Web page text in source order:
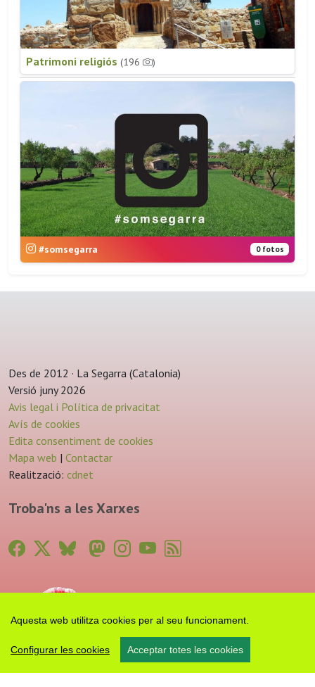
Aquesta web utilitza cookies per al seu funcionament.
Configurar les cookies Acceptar totes les cookies
Patrimoni religiós (196 )
#somsegarra 0 fotos
Des de 2012 · La Segarra (Catalonia)
Versió juny 2026
Avis legal i Política de privacitat
Avís de cookies
Edita consentiment de cookies
Mapa web | Contactar
Realització: cdnet
Troba'ns a les Xarxes